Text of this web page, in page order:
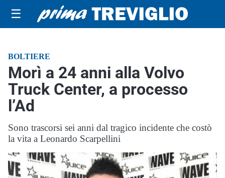
☰
BOLTIERE
Morì a 24 anni alla Volvo
Truck Center, a processo
l’Ad
Sono trascorsi sei anni dal tragico incidente che costò
la vita a Leonardo Scarpellini